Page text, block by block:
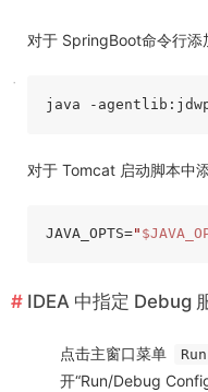
对于 SpringBoot命令行添
java -
对于 Tomcat 启动脚本中
JAVA_OPTS="
IDEA 中指定 Debug
点击主窗口菜单
开“Run/Debug